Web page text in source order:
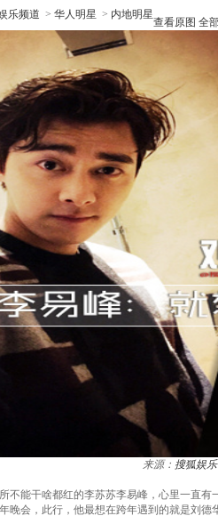
乐频道 > 华人明星 > 内地明星
查看原图 全
来源： 搜狐娱乐
不能干啥都红的李苏苏李易峰，心里一直
晚会，此行，他最想在跨年遇到的就是刘